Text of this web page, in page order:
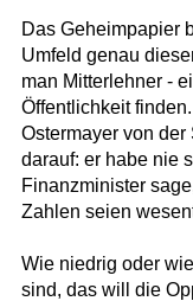
Das Geheimpapier
Umfeld genau
man Mitterlehner -
Öffentlichkeit
Ostermayer von der
darauf: er habe nie
Finanzminister
Zahlen seien
Wie niedrig oder
sind, das will die